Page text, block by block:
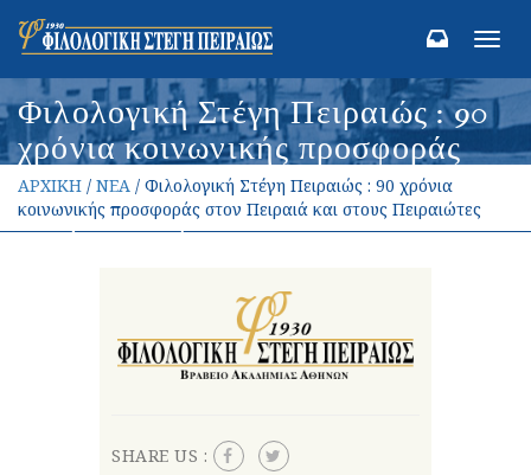
Φιλολογική Στέγη Πειραιώς : 90
χρόνια κοινωνικής προσφοράς
στον Πειραιά και στους
Πειραιώτες
ΑΡΧΙΚΗ / ΝΕΑ / Φιλολογική Στέγη Πειραιώς : 90 χρόνια
κοινωνικής προσφοράς στον Πειραιά και στους Πειραιώτες
SHARE US :